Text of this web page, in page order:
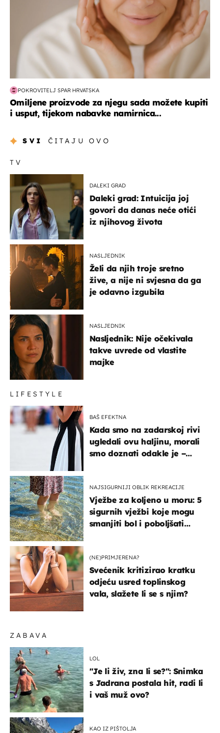
POKROVITELJ SPAR HRVATSKA
Omiljene proizvode za njegu sada možete kupiti
i usput, tijekom nabavke namirnica...
SVI ČITAJU OVO
ZABAVA
LOL
"Je li živ, zna li se?": Snimka
s Jadrana postala hit, radi li
i vaš muž ovo?
KAO IZ PIŠTOLJA
TV
DALEKI GRAD
Daleki grad: Intuicija joj
govori da danas neće otići
iz njihovog života
NASLJEDNIK
Želi da njih troje sretno
žive, a nije ni svjesna da ga
je odavno izgubila
NASLJEDNIK
Nasljednik: Nije očekivala
takve uvrede od vlastite
majke
LIFESTYLE
BAŠ EFEKTNA
Kada smo na zadarskoj rivi
ugledali ovu haljinu, morali
smo doznati odakle je –
NAJSIGURNIJI OBLIK REKREACIJE
Vježbe za koljeno u moru: 5
sigurnih vježbi koje mogu
smanjiti bol i poboljšati
(NE)PRIMJERENA?
Svećenik kritizirao kratku
odjeću usred toplinskog
vala, slažete li se s njim?